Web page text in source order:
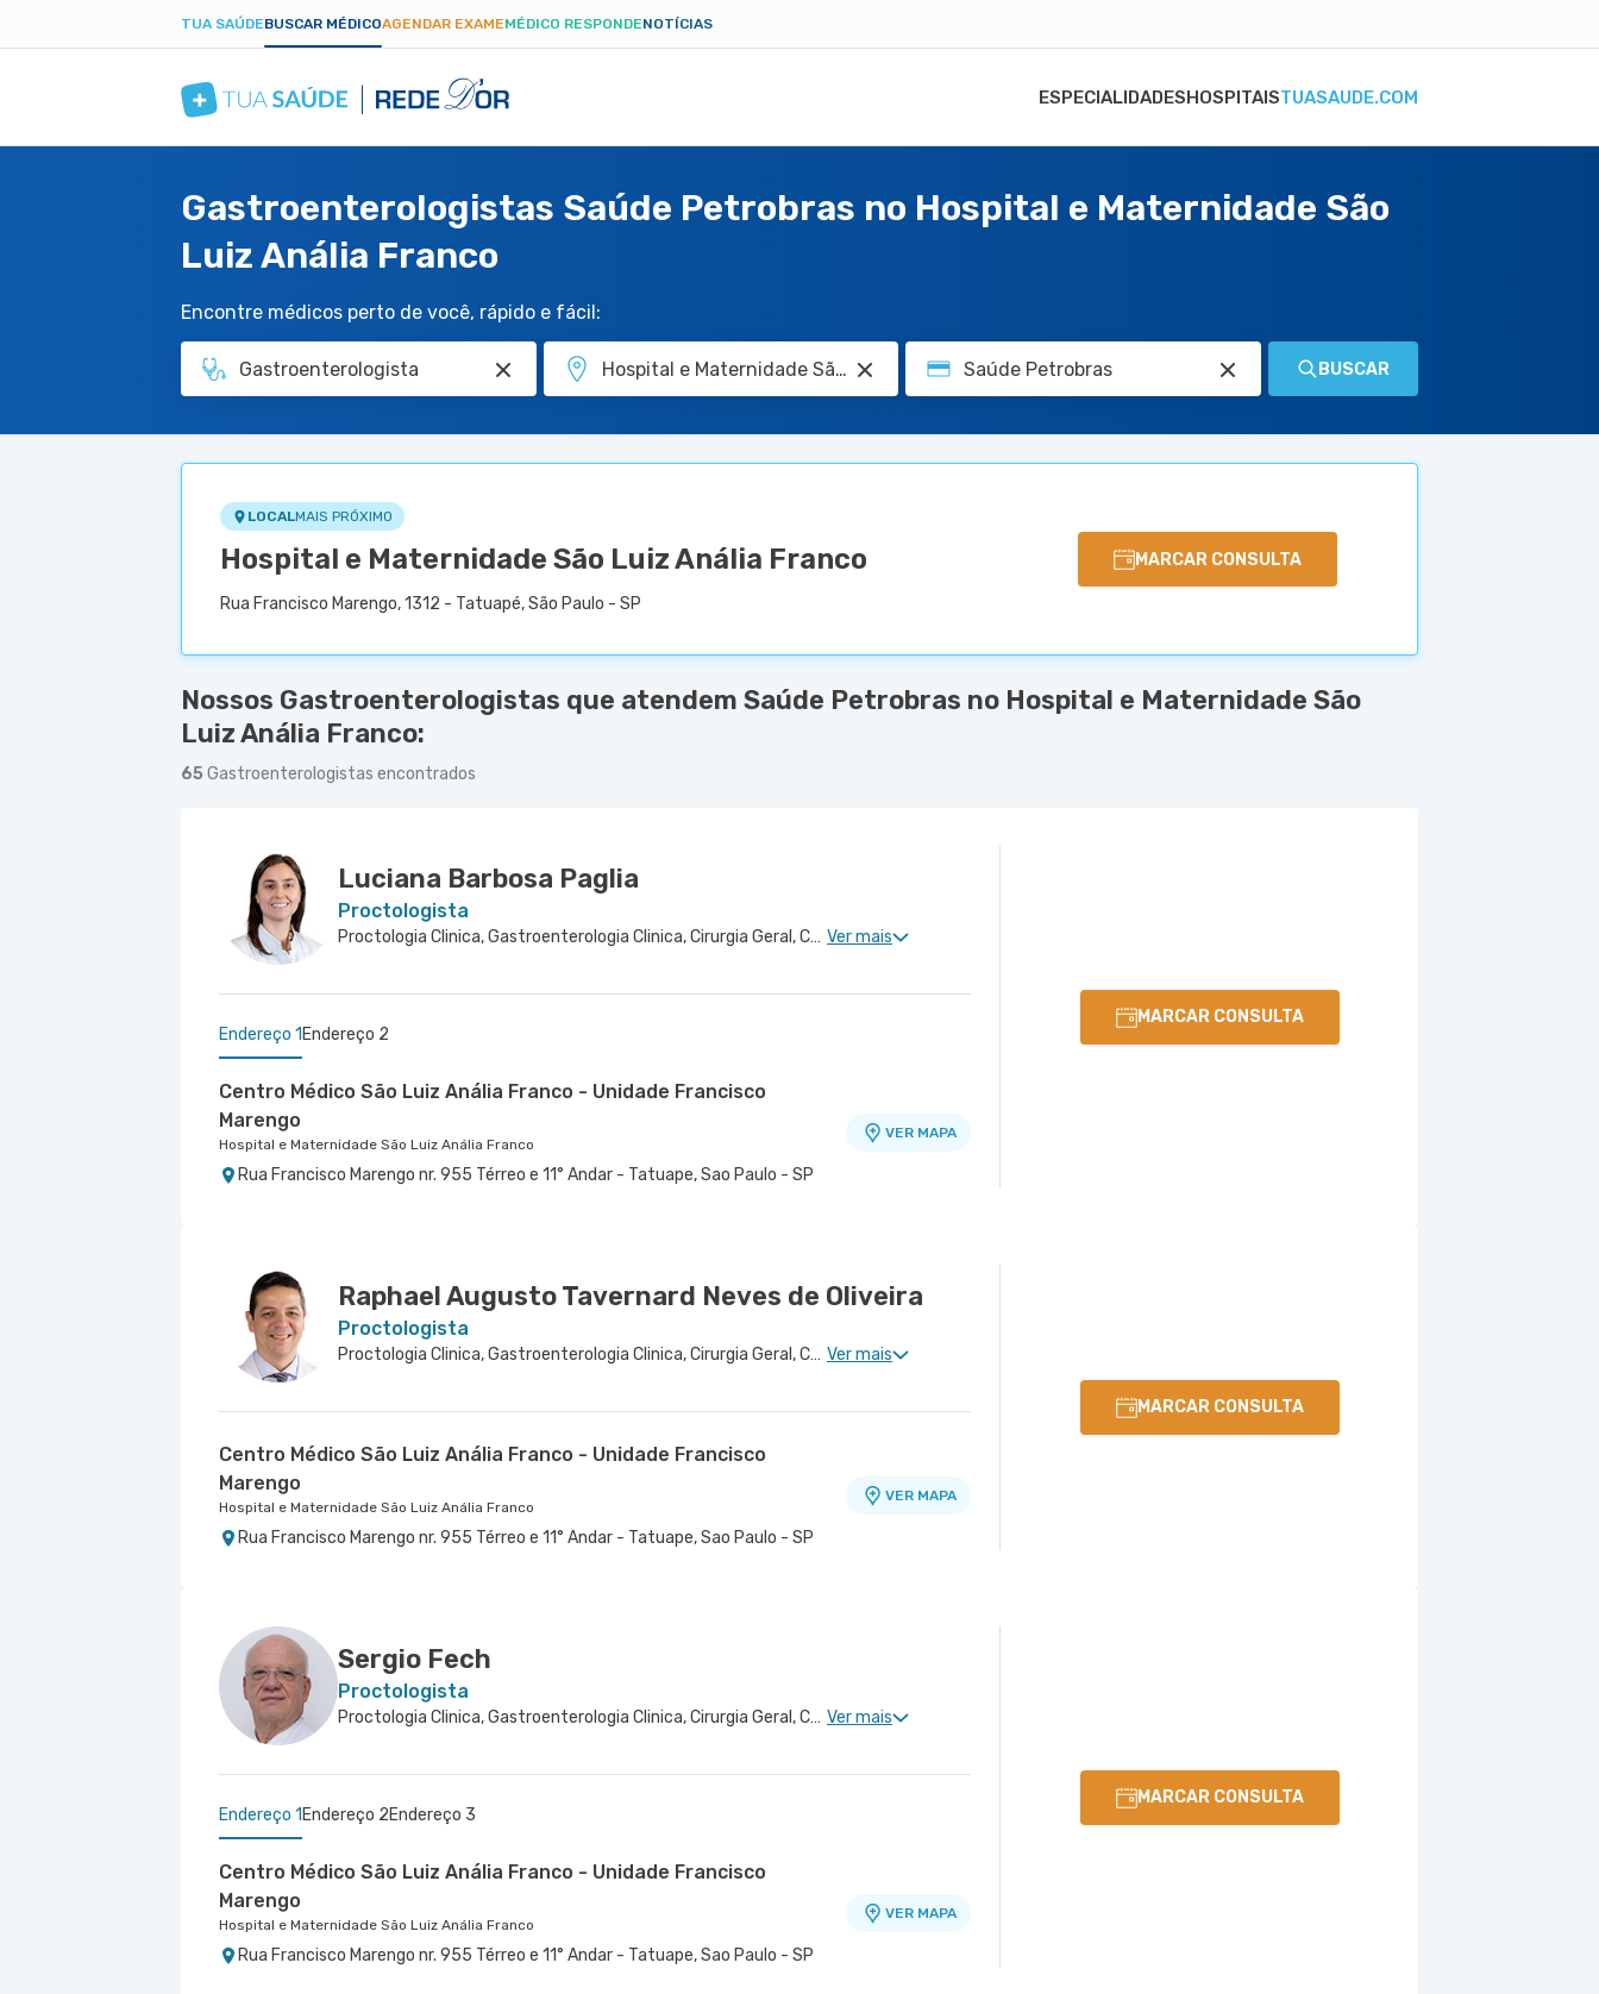
TUA SAÚDEBUSCAR MÉDICOAGENDAR EXAMEMÉDICO RESPONDENOTÍCIAS
ESPECIALIDADESHOSPITAISTUASAUDE.COM
Gastroenterologistas Saúde Petrobras no Hospital e Maternidade São
Luiz Anália Franco
Encontre médicos perto de você, rápido e fácil:
BUSCAR
LOCALMAIS PRÓXIMO
Hospital e Maternidade São Luiz Anália Franco
Rua Francisco Marengo, 1312 - Tatuapé, São Paulo - SP
MARCAR CONSULTA
Nossos Gastroenterologistas que atendem Saúde Petrobras no Hospital e Maternidade São
Luiz Anália Franco:
65 Gastroenterologistas encontrados
Luciana Barbosa Paglia
Proctologista
Proctologia Clinica, Gastroenterologia Clinica, Cirurgia Geral, Cirurgia Bariátrica, Cirurgia do Aparelho Digestivo Ver mais
MARCAR CONSULTA
Endereço 1 Endereço 2
Centro Médico São Luiz Anália Franco - Unidade Francisco
Marengo
Hospital e Maternidade São Luiz Anália Franco
Rua Francisco Marengo nr. 955 Térreo e 11° Andar - Tatuape, Sao Paulo - SP
VER MAPA
Raphael Augusto Tavernard Neves de Oliveira
Proctologista
Proctologia Clinica, Gastroenterologia Clinica, Cirurgia Geral, Cirurgia Bariátrica, Cirurgia do Aparelho Digestivo Ver mais
MARCAR CONSULTA
Centro Médico São Luiz Anália Franco - Unidade Francisco
Marengo
Hospital e Maternidade São Luiz Anália Franco
Rua Francisco Marengo nr. 955 Térreo e 11° Andar - Tatuape, Sao Paulo - SP
VER MAPA
Sergio Fech
Proctologista
Proctologia Clinica, Gastroenterologia Clinica, Cirurgia Geral, Cirurgia do Aparelho Digestivo, Cirurgia Oncológica do Aparelho Digestivo Ver mais
MARCAR CONSULTA
Endereço 1 Endereço 2Endereço 3
Centro Médico São Luiz Anália Franco - Unidade Francisco
Marengo
Hospital e Maternidade São Luiz Anália Franco
Rua Francisco Marengo nr. 955 Térreo e 11° Andar - Tatuape, Sao Paulo - SP
VER MAPA